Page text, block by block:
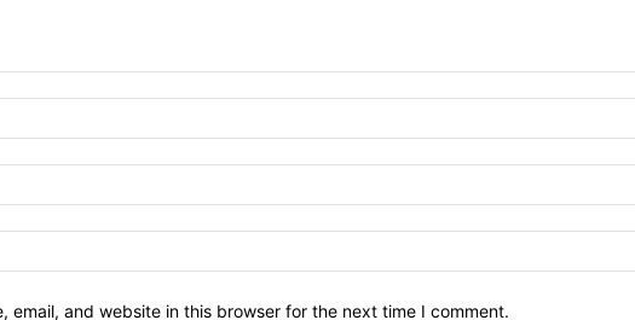
email, and website in this browser for the next time I comment.